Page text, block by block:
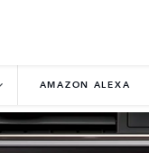
AMAZON ALEXA